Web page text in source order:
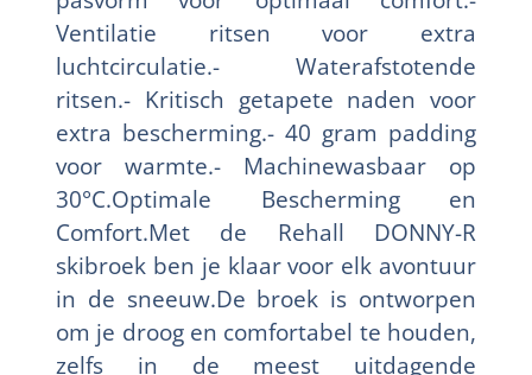
Ventilatie ritsen voor extra
luchtcirculatie.- Waterafstotende
ritsen.- Kritisch getapete naden voor
extra bescherming.- 40 gram padding
voor warmte.- Machinewasbaar op
30°C.Optimale Bescherming en
Comfort.Met de Rehall DONNY-R
skibroek ben je klaar voor elk avontuur
in de sneeuw.De broek is ontworpen
om je droog en comfortabel te houden,
zelfs in de meest uitdagende